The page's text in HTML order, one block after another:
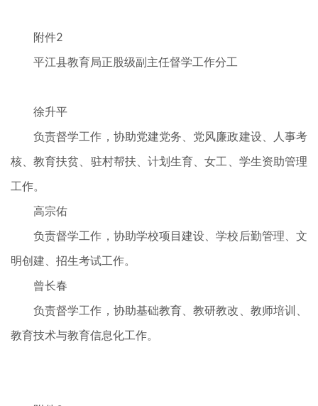
附件2
平江县教育局正股级副主任督学工作分工
徐升平
负责督学工作，协助党建党务、党风廉政建设、人事考
核、教育扶贫、驻村帮扶、计划生育、女工、学生资助管理
工作。
高宗佑
负责督学工作，协助学校项目建设、学校后勤管理、文
明创建、招生考试工作。
曾长春
负责督学工作，协助基础教育、教研教改、教师培训、
教育技术与教育信息化工作。